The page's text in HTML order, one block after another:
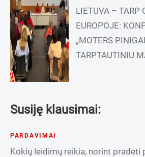
LIETUVA – TARP
EUROPOJE:
„MOTERS
TARPTAUTINIU
Susiję klausimai:
PARDAVIMAI
Kokių leidimų reikia, norint pradėti